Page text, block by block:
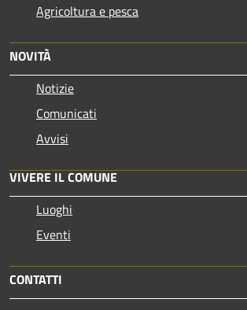
Agricoltura e pesca
NOVITÀ
Notizie
Comunicati
Avvisi
VIVERE IL COMUNE
Luoghi
Eventi
CONTATTI